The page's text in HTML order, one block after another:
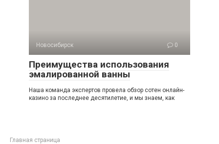
Новосибирск 0
Преимущества использования
эмалированной ванны
Наша команда экспертов провела обзор сотен онлайн-
кaзинo за последнее десятилетие, и мы знаем, как
Главная страница